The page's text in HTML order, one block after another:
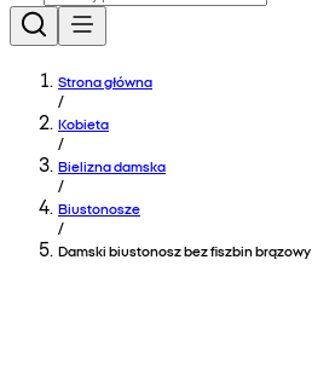
Strona główna
/
Kobieta
/
Bielizna damska
/
Biustonosze
/
Damski biustonosz bez fiszbin brązowy